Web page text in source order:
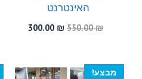
האינטרנט
550.00₪
המחיר
550.00 ₪.
300.00 ₪
300.00 ₪.
מבצע!